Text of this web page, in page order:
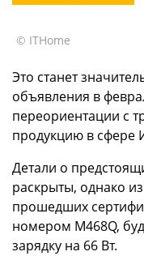
© ITHome
Это станет
объявления в
переориентации с
продукцию в сфере
Детали о
раскрыты, однако
прошедших
номером M468Q,
зарядку на 66 Вт.